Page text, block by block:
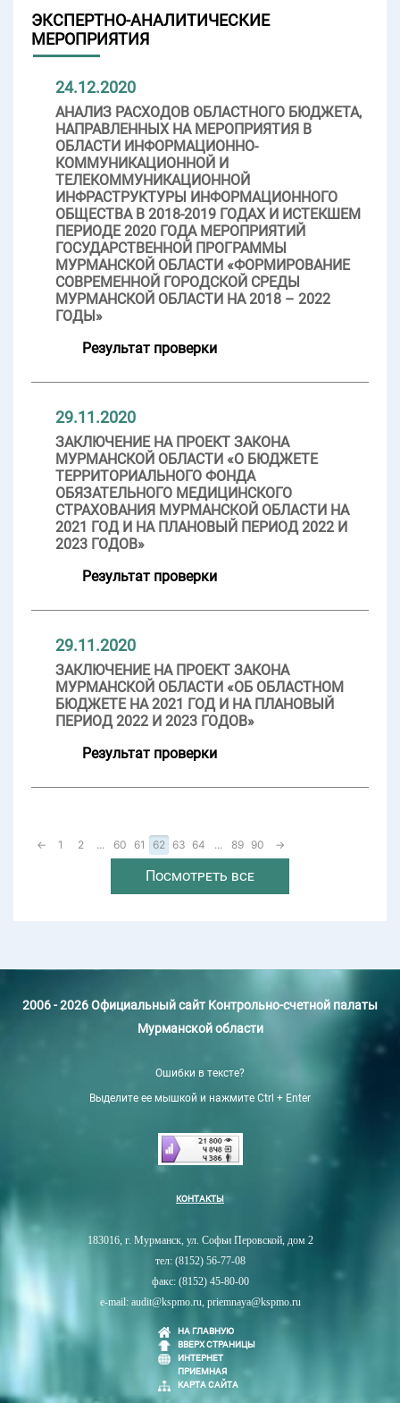
ЭКСПЕРТНО-АНАЛИТИЧЕСКИЕ
МЕРОПРИЯТИЯ
24.12.2020
АНАЛИЗ РАСХОДОВ ОБЛАСТНОГО БЮДЖЕТА,
НАПРАВЛЕННЫХ НА МЕРОПРИЯТИЯ В
ОБЛАСТИ ИНФОРМАЦИОННО-
КОММУНИКАЦИОННОЙ И
ТЕЛЕКОММУНИКАЦИОННОЙ
ИНФРАСТРУКТУРЫ ИНФОРМАЦИОННОГО
ОБЩЕСТВА В 2018-2019 ГОДАХ И ИСТЕКШЕМ
ПЕРИОДЕ 2020 ГОДА МЕРОПРИЯТИЙ
ГОСУДАРСТВЕННОЙ ПРОГРАММЫ
МУРМАНСКОЙ ОБЛАСТИ «ФОРМИРОВАНИЕ
СОВРЕМЕННОЙ ГОРОДСКОЙ СРЕДЫ
МУРМАНСКОЙ ОБЛАСТИ НА 2018 – 2022
ГОДЫ»
Результат проверки
29.11.2020
ЗАКЛЮЧЕНИЕ НА ПРОЕКТ ЗАКОНА
МУРМАНСКОЙ ОБЛАСТИ «О БЮДЖЕТЕ
ТЕРРИТОРИАЛЬНОГО ФОНДА
ОБЯЗАТЕЛЬНОГО МЕДИЦИНСКОГО
СТРАХОВАНИЯ МУРМАНСКОЙ ОБЛАСТИ НА
2021 ГОД И НА ПЛАНОВЫЙ ПЕРИОД 2022 И
2023 ГОДОВ»
Результат проверки
29.11.2020
ЗАКЛЮЧЕНИЕ НА ПРОЕКТ ЗАКОНА
МУРМАНСКОЙ ОБЛАСТИ «ОБ ОБЛАСТНОМ
БЮДЖЕТЕ НА 2021 ГОД И НА ПЛАНОВЫЙ
ПЕРИОД 2022 И 2023 ГОДОВ»
Результат проверки
← 1 2 ... 60 61 62 63 64 ... 89 90 →
Посмотреть все
2006 - 2026 Официальный сайт Контрольно-счетной палаты
Мурманской области
Ошибки в тексте?
Выделите ее мышкой и нажмите Ctrl + Enter
КОНТАКТЫ
183016, г. Мурманск, ул. Софьи Перовской, дом 2
тел: (8152) 56-77-08
факс: (8152) 45-80-00
e-mail: audit@kspmo.ru, priemnaya@kspmo.ru
НА ГЛАВНУЮ
ВВЕРХ СТРАНИЦЫ
ИНТЕРНЕТ
ПРИЕМНАЯ
КАРТА САЙТА